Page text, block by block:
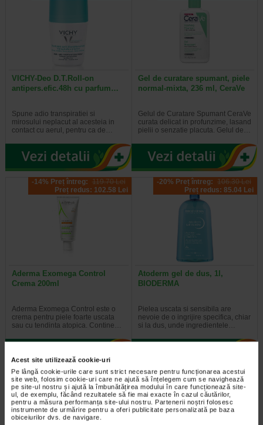
Acest site utilizează cookie-uri
Pe lângă cookie-urile care sunt strict necesare pentru funcționarea acestui
site web, folosim cookie-uri care ne ajută să înțelegem cum se navighează
pe site-ul nostru și ajută la îmbunătățirea modului în care funcționează site-
ul, de exemplu, făcând rezultatele să fie mai exacte în cazul căutărilor,
pentru a măsura performanța site-ului nostru. Partenerii noștri folosesc
instrumente de urmărire pentru a oferi publicitate personalizată pe baza
obiceiurilor dvs. de navigare.
VICHY-Deo D.T.Roll-on
antipers.efic.48h cu parfum…
Spune adio transpiratiei si
mirosului neplacut al acesteia in
contact cu aerul, pentru ca de…
Gel de curatare spumant, piele
normal-mixta, 236 ml, CeraVe
Gelul de Curatare Spumant CeraVe
curata delicat in profunzime, lasand
pielii o senzatie placuta. Gelul de…
-14% Preț întreg: 119.70 Lei
Preț redus: 102.58 Lei
Aderma Exomega Control
Crema 200ml
Aderma Exomega Control este o
crema pentru piele foarte uscata
sau cu tendinta atopica. Contine…
-20% Preț întreg: 106.30 Lei
Preț redus: 85.04 Lei
Atoderm gel de dus, 1l,
BIODERMA
Pielea uscata si sensibila are
nevoie de o ingrijire specifica, chiar
si la dus, unde ingredientele…
-35% Preț întreg: 63.60 Lei
Preț redus: 41.34 Lei
-14% Preț întreg: 136,60 Lei
Preț redus: 117.09 Lei